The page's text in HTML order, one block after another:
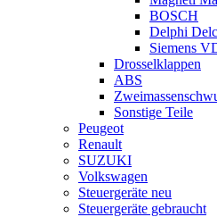
BOSCH
Delphi
Siemens
Drosselklappen
ABS
Sonstige Teile
Peugeot
Renault
SUZUKI
Volkswagen
Steuergeräte neu
Steuergeräte gebraucht